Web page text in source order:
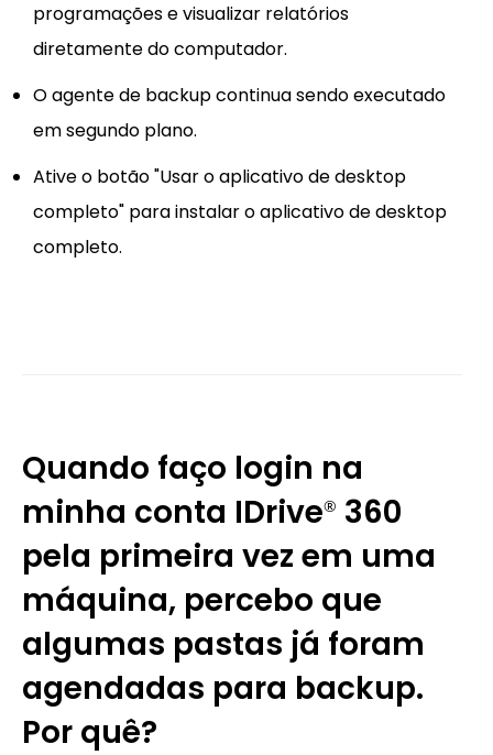
programações e visualizar relatórios
diretamente do computador.
O agente de backup continua sendo executado
em segundo plano.
Ative o botão "Usar o aplicativo de desktop
completo" para instalar o aplicativo de desktop
completo.
Quando faço login na
minha conta IDrive® 360
pela primeira vez em uma
máquina, percebo que
algumas pastas já foram
agendadas para backup.
Por quê?